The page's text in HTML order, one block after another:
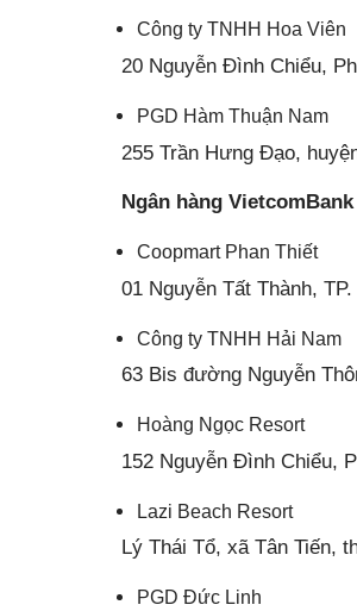
Công ty TNHH Hoa Viên
20 Nguyễn Đình Chiểu,
PGD Hàm Thuận Nam
255 Trần Hưng Đạo,
Ngân hàng VietcomBank
Coopmart Phan Thiết
01 Nguyễn Tất Thành,
Công ty TNHH Hải Nam
63 Bis đường Nguyễn
Hoàng Ngọc Resort
152 Nguyễn Đình Chiểu,
Lazi Beach Resort
Lý Thái Tổ, xã Tân Tiến,
PGD Đức Linh